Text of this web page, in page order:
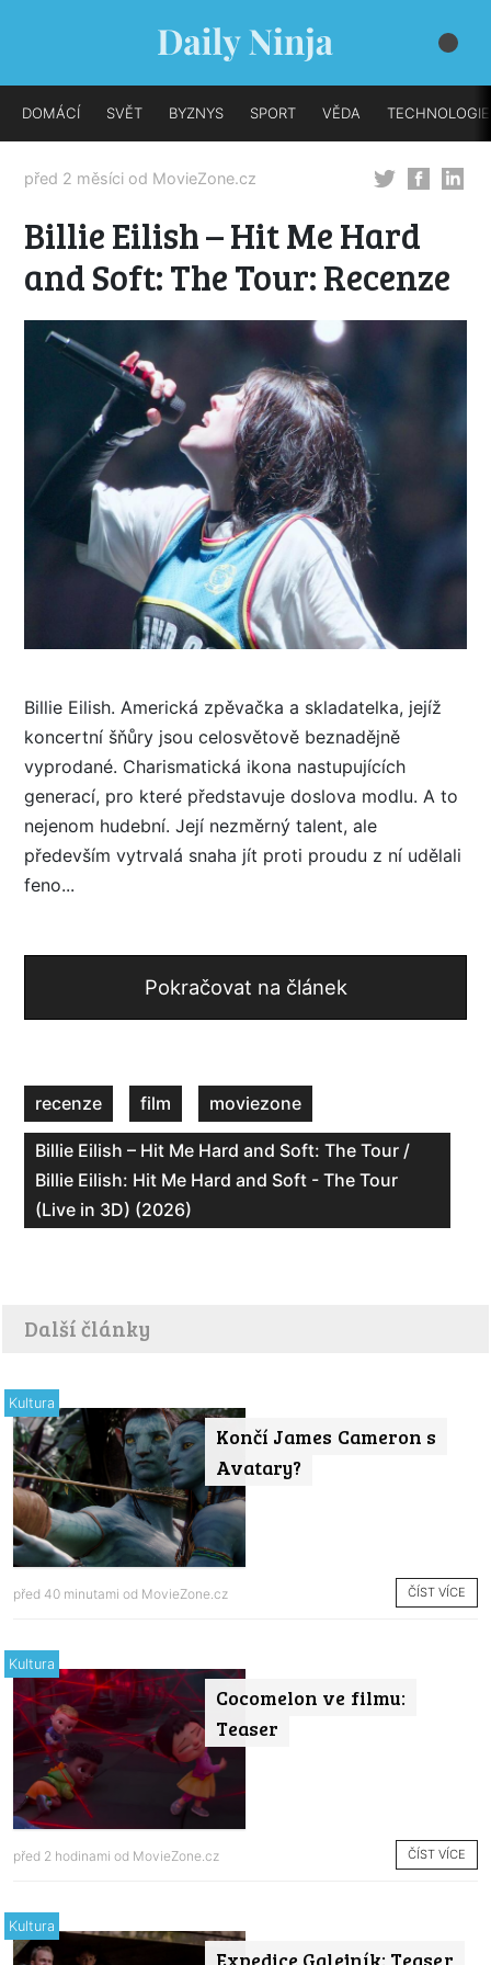
DOMÁCÍ SVĚT BYZNYS SPORT VĚDA TECHNOLOGIE
před 2 měsíci od MovieZone.cz
Billie Eilish – Hit Me Hard
and Soft: The Tour: Recenze
Billie Eilish. Americká zpěvačka a skladatelka, jejíž
koncertní šňůry jsou celosvětově beznadějně
vyprodané. Charismatická ikona nastupujících
generací, pro které představuje doslova modlu. A to
nejenom hudební. Její nezměrný talent, ale
především vytrvalá snaha jít proti proudu z ní udělali
feno...
Pokračovat na článek
recenze film moviezone
Billie Eilish – Hit Me Hard and Soft: The Tour /
Billie Eilish: Hit Me Hard and Soft - The Tour
(Live in 3D) (2026)
Další články
Končí James Cameron s
Avatary?
Kultura
před 40 minutami od MovieZone.cz ČÍST VÍCE
Cocomelon ve filmu:
Teaser
Kultura
před 2 hodinami od MovieZone.cz ČÍST VÍCE
Kultura